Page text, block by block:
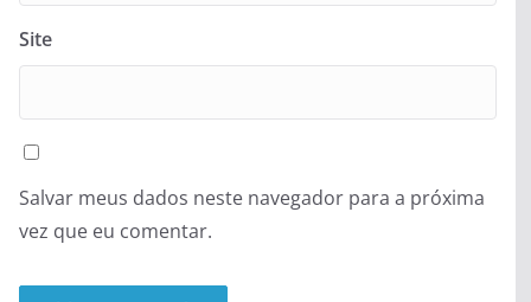
Site
Salvar meus dados neste navegador para a próxima
vez que eu comentar.